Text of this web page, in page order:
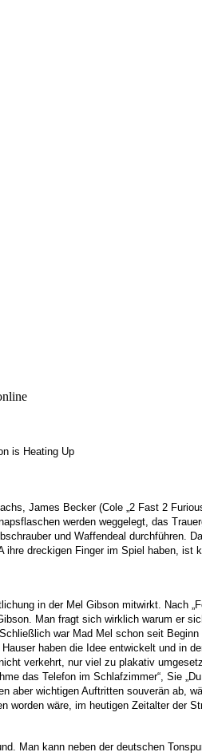
is Heating Up
James Becker (Cole „2 Fast 2
werden weggelegt, das
und Waffendeal durchführen.
ihre dreckigen Finger im Spiel haben, ist
in der Mel Gibson mitwirkt. Nach
Man fragt sich wirklich warum er
war Mad Mel schon seit
haben die Idee entwickelt und in
verkehrt, nur viel zu plakativ
das Telefon im Schlafzimmer“, Sie
aber wichtigen Auftritten souverän ab,
worden wäre, im heutigen Zeitalter der
Man kann neben der deutschen